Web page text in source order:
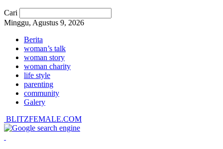
Cari
Minggu, Agustus 9, 2026
Berita
woman’s talk
woman story
woman charity
life style
parenting
community
Galery
BLITZFEMALE.COM